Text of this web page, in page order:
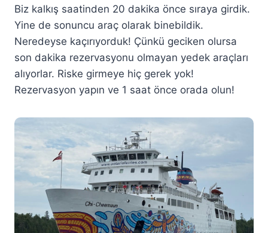
Biz kalkış saatinden 20 dakika önce sıraya girdik.
Yine de sonuncu araç olarak binebildik.
Neredeyse kaçırıyorduk! Çünkü geciken olursa
son dakika rezervasyonu olmayan yedek araçları
alıyorlar. Riske girmeye hiç gerek yok!
Rezervasyon yapın ve 1 saat önce orada olun!